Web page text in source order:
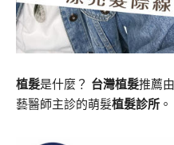
植髮是什麼？ 台灣植髮推薦
藝醫師主診的萌髮植髮診所 。